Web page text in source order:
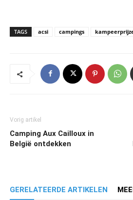
TAGS acsi campings
Vorig artikel
Camping Aux Cailloux in
België ontdekken
GERELATEERDE ARTIKELEN